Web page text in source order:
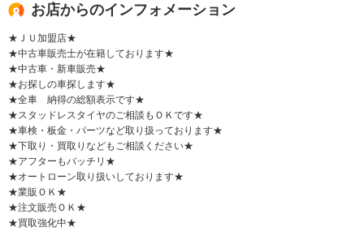
お店からのインフォメーション
★ＪＵ加盟店★
★中古車販売士が在籍しております★
★中古車・新車販売★
★お探しの車探します★
★全車 納得の総額表示です★
★スタッドレスタイヤのご相談もＯＫです★
★車検・板金・パーツなど取り扱っております★
★下取り・買取りなどもご相談ください★
★アフターもバッチリ★
★オートローン取り扱いしております★
★業販ＯＫ★
★注文販売ＯＫ★
★買取強化中★